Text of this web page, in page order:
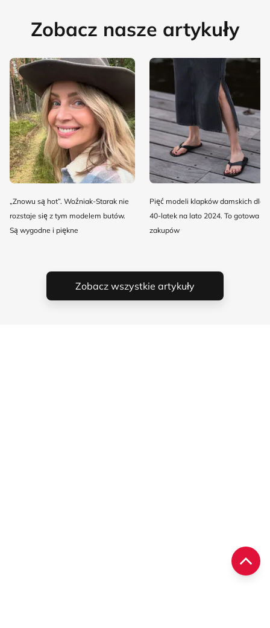
Zobacz nasze artykuły
„Znowu są hot”. Woźniak-Starak nie
rozstaje się z tym modelem butów.
Są wygodne i piękne
Pięć modeli klapków damskich dla
40-latek na lato 2024. To gotowa
zakupów
Zobacz wszystkie artykuły